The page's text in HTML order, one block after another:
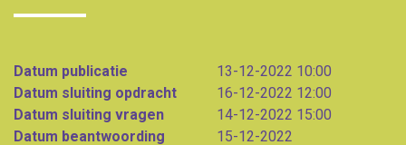
Datum publicatie
13-12-2022 10:00
Datum sluiting opdracht
16-12-2022 12:00
Datum sluiting vragen
14-12-2022 15:00
Datum beantwoording
15-12-2022